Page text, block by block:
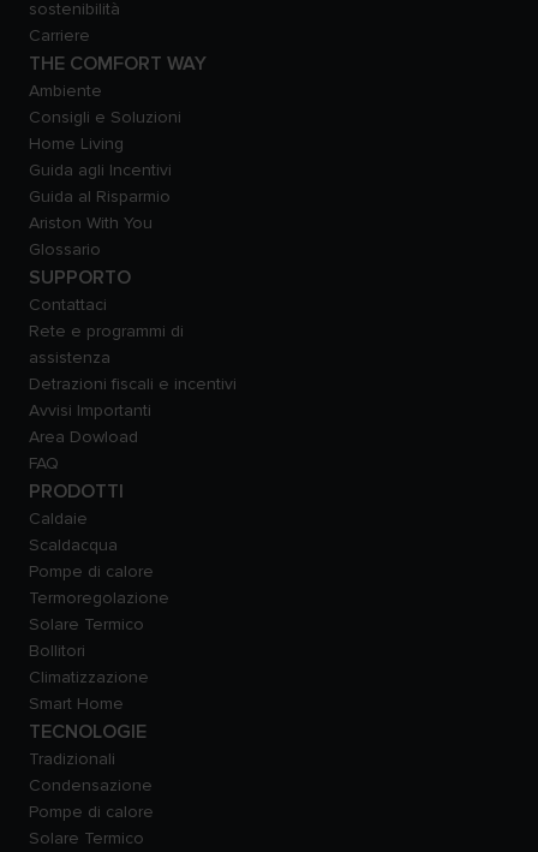
sostenibilità
Carriere
THE COMFORT WAY
Ambiente
Consigli e Soluzioni
Home Living
Guida agli Incentivi
Guida al Risparmio
Ariston With You
Glossario
SUPPORTO
Contattaci
Rete e programmi di
assistenza
Detrazioni fiscali e incentivi
Avvisi Importanti
Area Dowload
FAQ
PRODOTTI
Caldaie
Scaldacqua
Pompe di calore
Termoregolazione
Solare Termico
Bollitori
Climatizzazione
Smart Home
TECNOLOGIE
Tradizionali
Condensazione
Pompe di calore
Solare Termico